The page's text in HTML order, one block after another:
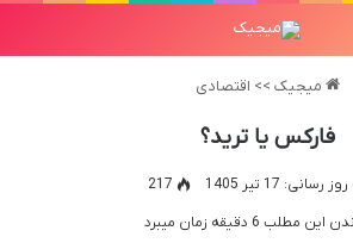
میجیک >> اقتصادی
فارکس یا ترید؟
17 تیر 1405
217
مطلب 6 دقیقه زمان میبرد